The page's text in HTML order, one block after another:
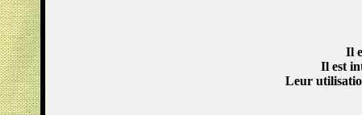
Il
Il est
Leur